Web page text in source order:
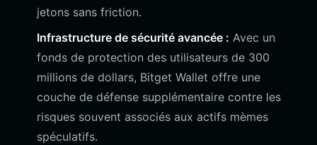
jetons sans friction.
Infrastructure de sécurité avancée : Avec un
fonds de protection des utilisateurs de 300
millions de dollars, Bitget Wallet offre une
couche de défense supplémentaire contre les
risques souvent associés aux actifs mèmes
spéculatifs.